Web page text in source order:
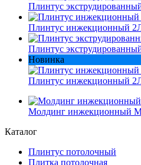
Плинтус
Плинтус инжекционный
Плинтус
Новинка
Плинтус инжекционный
Молдинг инжекционный
Каталог
Плинтус потолочный
Плитка потолочная